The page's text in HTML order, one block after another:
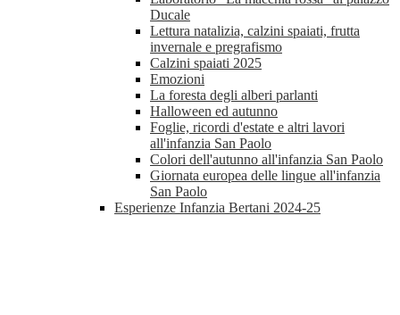
Ducale
Lettura natalizia, calzini spaiati, frutta
invernale e pregrafismo
Calzini spaiati 2025
Emozioni
La foresta degli alberi parlanti
Halloween ed autunno
Foglie, ricordi d'estate e altri lavori
all'infanzia San Paolo
Colori dell'autunno all'infanzia San Paolo
Giornata europea delle lingue all'infanzia
San Paolo
Esperienze Infanzia Bertani 2024-25